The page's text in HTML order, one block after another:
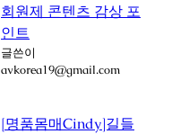
회원제 콘텐츠 감상 포
인트
글쓴이
avkorea19@gmail.com
[명품몸매Cindy]길들